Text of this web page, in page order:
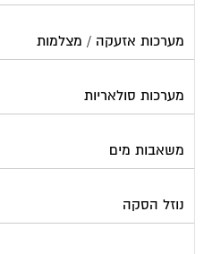
מערכות אזעקה / מצלמות
מערכות סולאריות
משאבות מים
נוזל הסקה